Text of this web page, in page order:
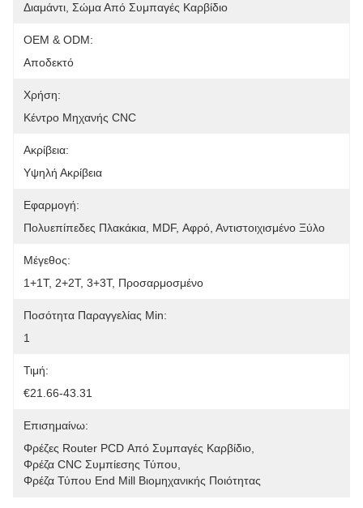
Διαμάντι, Σώμα Από Συμπαγές Καρβίδιο
OEM & ODM:
Αποδεκτό
Χρήση:
Κέντρο Μηχανής CNC
Ακρίβεια:
Υψηλή Ακρίβεια
Εφαρμογή:
Πολυεπίπεδες Πλακάκια, MDF, Αφρό, Αντιστοιχισμένο Ξύλο
Μέγεθος:
1+1T, 2+2T, 3+3T, Προσαρμοσμένο
Ποσότητα Παραγγελίας Min:
1
Τιμή:
€21.66-43.31
Επισημαίνω:
Φρέζες Router PCD Από Συμπαγές Καρβίδιο
Φρέζα CNC Συμπίεσης Τύπου
Φρέζα Τύπου End Mill Βιομηχανικής Ποιότητας